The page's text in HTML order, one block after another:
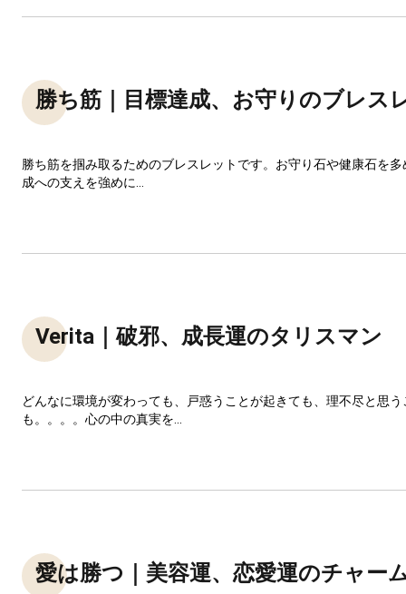
勝ち筋｜目標達成、お守りのブレス
勝ち筋を掴み取るためのブレスレットです。お守り石や健康石を
成への支えを強めに...
Verita｜破邪、成長運のタリスマン
どんなに環境が変わっても、戸惑うことが起きても、理不尽と思
も。。。。心の中の真実を...
愛は勝つ｜美容運、恋愛運のチャー